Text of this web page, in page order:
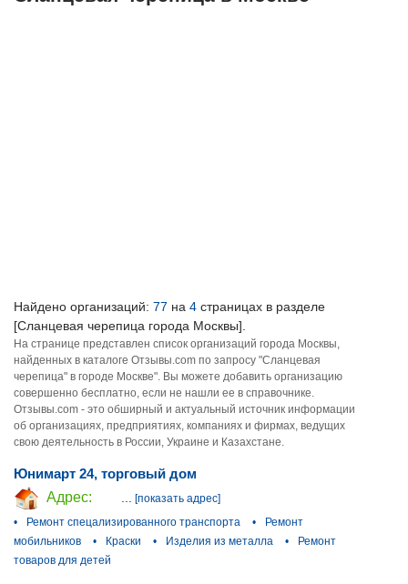
Найдено организаций: 77 на 4 страницах в разделе
[Сланцевая черепица города Москвы].
На странице представлен список организаций города Москвы,
найденных в каталоге Отзывы.com по запросу "Сланцевая
черепица" в городе Москве". Вы можете добавить организацию
совершенно бесплатно, если не нашли ее в справочнике.
Отзывы.com - это обширный и актуальный источник информации
об организациях, предприятиях, компаниях и фирмах, ведущих
свою деятельность в России, Украине и Казахстане.
Юнимарт 24, торговый дом
Адрес:
[показать адрес]
•
Ремонт спецализированного транспорта •
Ремонт
мобильников
• Краски • Изделия из металла •
Ремонт
товаров для детей